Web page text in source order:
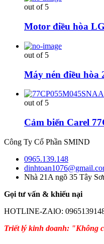
out of 5
Motor điều hòa
out of 5
Máy nén điều hòa
out of 5
Cảm biến Carel
Công Ty Cổ Phần SMIND
0965.139.148
Nhà 21A ngõ 35 Tây
Gọi tư vấn & khiếu nại
HOTLINE-ZAlO:
Triết lý kinh doanh: "Không